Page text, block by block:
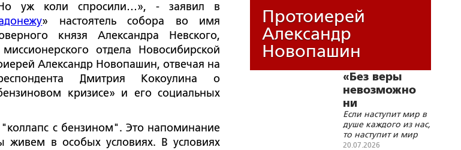
Но уж коли спросили…», - заявил в
» настоятель собора во имя
князя Александра Невского,
миссионерского отдела Новосибирской
Александр Новопашин, отвечая на
Дмитрия Кокоулина о
кризисе» и его социальных
с бензином". Это напоминание
в особых условиях. В условиях
Протоиерей
Александр
Новопашин
«Без веры
невозможно
ни
образования,
ни спасения»
Если наступит мир в
душе каждого из нас,
то наступит и мир
вокруг нас
20.07.2026